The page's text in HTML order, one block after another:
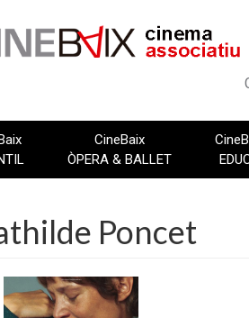
CineBaix
ÒPERA & BALLET
Poncet